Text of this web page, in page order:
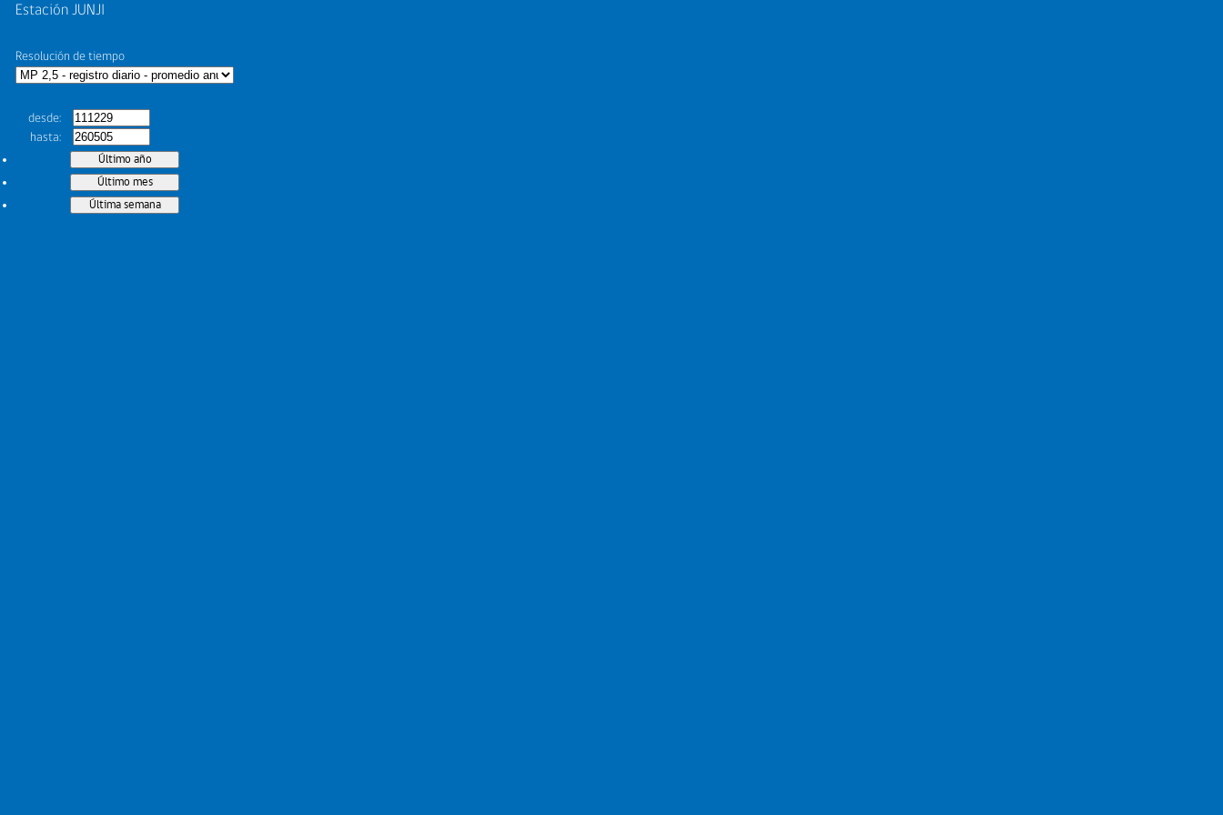
Estación JUNJI
Resolución de tiempo
desde
hasta